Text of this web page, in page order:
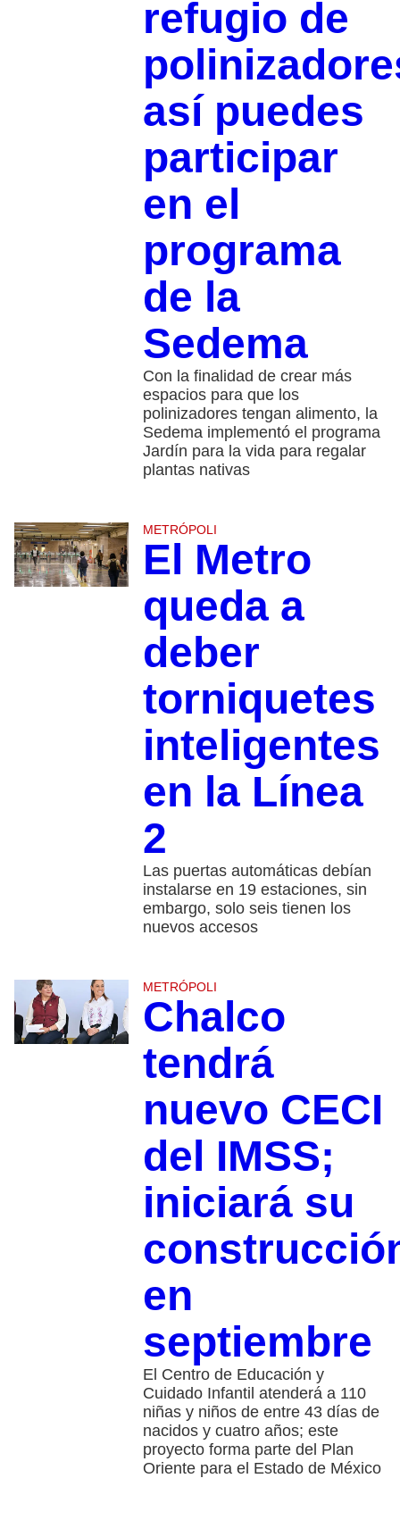
refugio de
así puedes
participar
en el
programa
de la
Sedema
Con la finalidad de crear más
espacios para que los
polinizadores tengan alimento, la
Sedema implementó el programa
Jardín para la vida para regalar
plantas nativas
METRÓPOLI
El Metro
queda a
deber
torniquetes
inteligentes
en la Línea
2
Las puertas automáticas debían
instalarse en 19 estaciones, sin
embargo, solo seis tienen los
nuevos accesos
METRÓPOLI
Chalco
tendrá
nuevo CECI
del IMSS;
iniciará su
en
septiembre
El Centro de Educación y
Cuidado Infantil atenderá a 110
niñas y niños de entre 43 días de
nacidos y cuatro años; este
proyecto forma parte del Plan
Oriente para el Estado de México